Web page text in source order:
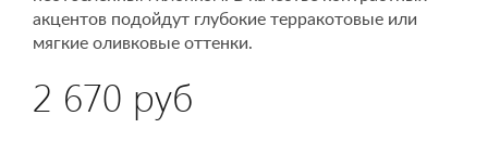
акцентов подойдут глубокие терракотовые или
мягкие оливковые оттенки.
2 670 руб